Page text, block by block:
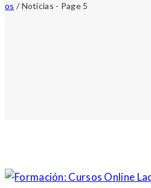
os / Noticias - Page 5